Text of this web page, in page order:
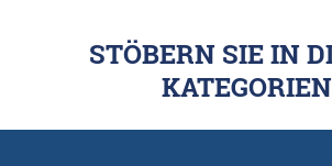
STÖBERN SIE IN
KATEGORIEN